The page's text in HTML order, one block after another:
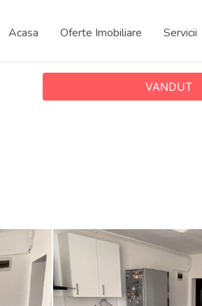
Acasa Oferte Imobiliare Servicii
VANDUT